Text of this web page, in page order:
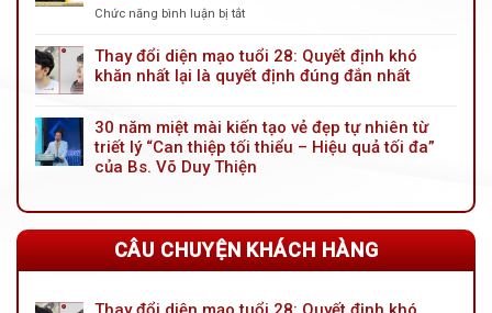
pháp
trẻ
mắt
toàn
diện
tuổi
trung
niên
Chức năng bình luận bị tắt
mũi
trước
mình
không
phải
Thay đổi diện mạo tuổi 28: Quyết định khó
khăn nhất lại là quyết định đúng đắn nhất
30 năm miệt mài kiến tạo vẻ đẹp tự nhiên từ
triết lý “Can thiệp tối thiểu – Hiệu quả tối đa”
của Bs. Võ Duy Thiện
CÂU CHUYỆN KHÁCH HÀNG